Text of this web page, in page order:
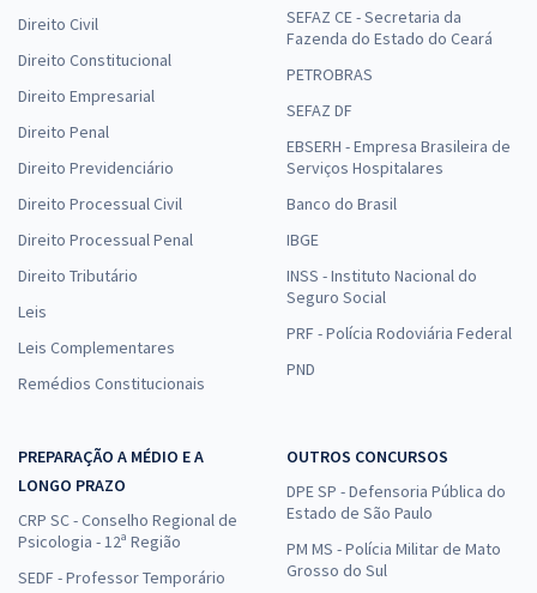
Direito Civil
Direito Constitucional
Direito Empresarial
Direito Penal
Direito Previdenciário
Direito Processual Civil
Direito Processual Penal
Direito Tributário
Leis
Leis Complementares
Remédios Constitucionais
SEFAZ CE - Secretaria da
Fazenda do Estado do Ceará
PETROBRAS
SEFAZ DF
EBSERH - Empresa Brasileira de
Serviços Hospitalares
Banco do Brasil
IBGE
INSS - Instituto Nacional do
Seguro Social
PRF - Polícia Rodoviária Federal
PND
PREPARAÇÃO A MÉDIO E A
LONGO PRAZO
CRP SC - Conselho Regional de
Psicologia - 12ª Região
SEDF - Professor Temporário
OUTROS CONCURSOS
DPE SP - Defensoria Pública do
Estado de São Paulo
PM MS - Polícia Militar de Mato
Grosso do Sul